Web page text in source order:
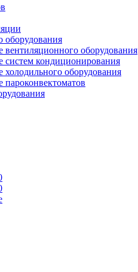
оборудования
вентиляционного оборудования
систем кондиционирования
оборудования